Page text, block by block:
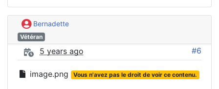
Bernadette
Vétéran
5 years ago #6
image.png Vous n'avez pas le droit de voir ce contenu.